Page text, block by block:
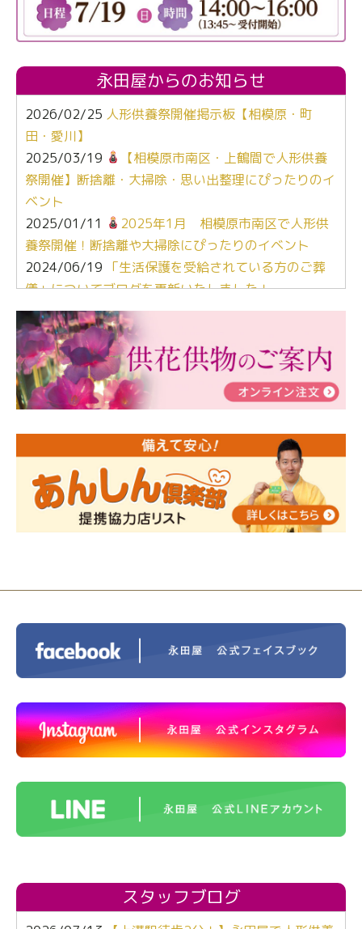
永田屋からのお知らせ
2026/02/25 人形供養祭開催掲示板【相模原・町
田・愛川】
2025/03/19
【相模原市南区・上鶴間で人形供養
祭開催】断捨離・大掃除・思い出整理にぴったりのイ
ベント
2025/01/11
2025年1月 相模原市南区で人形供
養祭開催！断捨離や大掃除にぴったりのイベント
2024/06/19 「生活保護を受給されている方のご葬
儀」についてブログを更新いたしました！
2024/03/06【終活なるほど教室】「マンガで学
ぶ！はじめてのお葬式」小さな家族葬ハウス®町田成
瀬 ご参加ありがとうございました！
2024/01/19令和6年能登半島地震災害の寄付のご報
告
人形供養 寄付のご報告
2023/12/16終活なるほど教室＠小さな家族葬ハウ
ス®上鶴間 エンディングノートを書いてみよう！
2023/11/29永田屋創業110周年記念式典 レンブラ
ントホテル東京町田
スタッフブログ